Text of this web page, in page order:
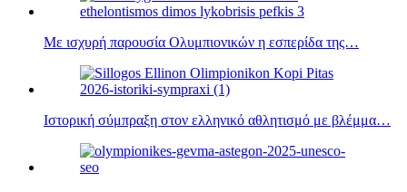
Με ισχυρή παρουσία Ολυμπιονικών η εσπερίδα της…
Ιστορική σύμπραξη στον ελληνικό αθλητισμό με βλέμμα…